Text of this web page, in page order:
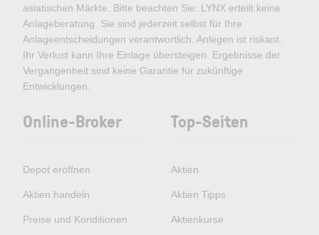
asiatischen Märkte. Bitte beachten Sie: LYNX erteilt keine
Anlageberatung. Sie sind jederzeit selbst für Ihre
Anlageentscheidungen verantwortlich. Anlegen ist riskant.
Ihr Verlust kann Ihre Einlage übersteigen. Ergebnisse der
Vergangenheit sind keine Garantie für zukünftige
Entwicklungen.
Online-Broker
Depot eröffnen
Aktien handeln
Preise und Konditionen
Top-Seiten
Aktien
Aktien Tipps
Aktienkurse